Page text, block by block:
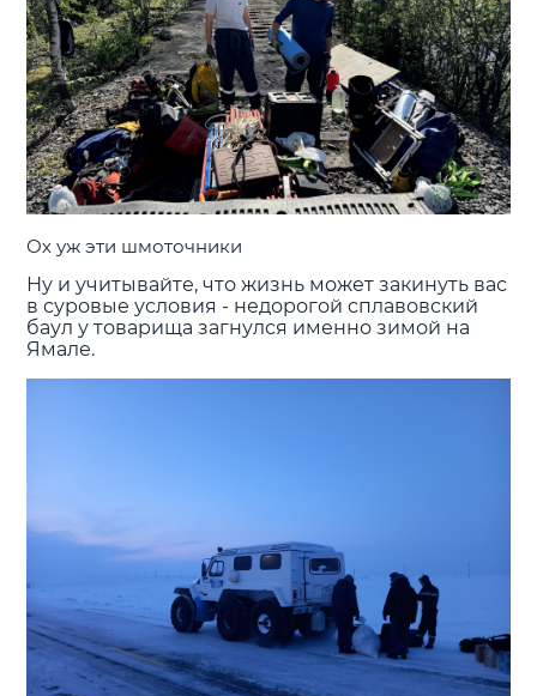
Ох уж эти шмоточники
Ну и учитывайте, что жизнь может закинуть вас
в суровые условия - недорогой сплавовский
баул у товарища загнулся именно зимой на
Ямале.